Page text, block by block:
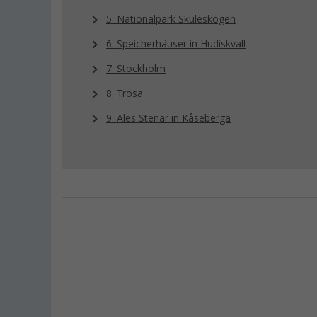
5. Nationalpark Skuleskogen
6. Speicherhäuser in Hudiskvall
7. Stockholm
8. Trosa
9. Ales Stenar in Kåseberga